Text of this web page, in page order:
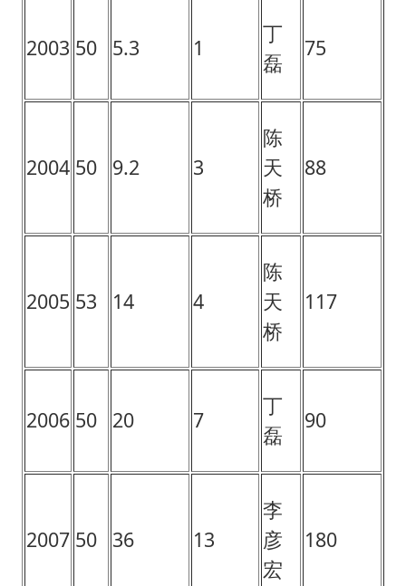
2003 50 5.3 1
丁
磊
75
2004 50 9.2 3
陈
天
桥
88
2005 53 14 4
陈
天
桥
117
2006 50 20 7
丁
磊
90
2007 50 36 13
李
彦
宏
180